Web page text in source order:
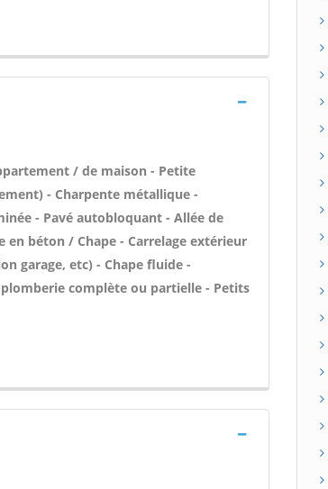
/ de maison - Petite
- Charpente métallique -
- Pavé autobloquant - Allée de
en béton / Chape - Carrelage extérieur
garage, etc) - Chape fluide -
complète ou partielle - Petits